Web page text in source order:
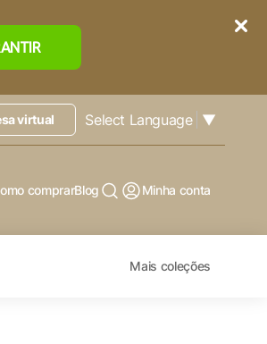
virtual Select Language ▼
comprarBlog Minha conta
Mais coleções